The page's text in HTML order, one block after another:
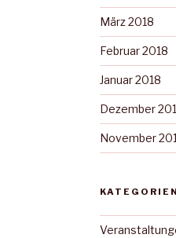
März 2018
Februar 2018
Januar 2018
Dezember
November
KATEGORIEN